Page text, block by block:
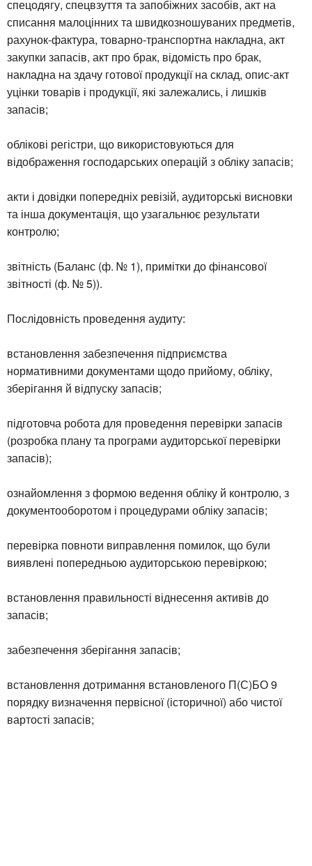
спецодягу, спецвзуття та запобіжних засобів, акт на
списання малоцінних та швидкозношуваних предметів,
рахунок-фактура, товарно-транспортна накладна, акт
закупки запасів, акт про брак, відомість про брак,
накладна на здачу готової продукції на склад, опис-акт
уцінки товарів і продукції, які залежались, і лишків
запасів;
облікові регістри, що використовуються для
відображення господарських операцій з обліку запасів;
акти і довідки попередніх ревізій, аудиторські висновки
та інша документація, що узагальнює результати
контролю;
звітність (Баланс (ф. № 1), примітки до фінансової
звітності (ф. № 5)).
Послідовність проведення аудиту:
встановлення забезпечення підприємства
нормативними документами щодо прийому, обліку,
зберігання й відпуску запасів;
підготовча робота для проведення перевірки запасів
(розробка плану та програми аудиторської перевірки
запасів);
ознайомлення з формою ведення обліку й контролю, з
документооборотом і процедурами обліку запасів;
перевірка повноти виправлення помилок, що були
виявлені попередньою аудиторською перевіркою;
встановлення правильності віднесення активів до
запасів;
забезпечення зберігання запасів;
встановлення дотримання встановленого П(С)БО 9
порядку визначення первісної (історичної) або чистої
вартості запасів;